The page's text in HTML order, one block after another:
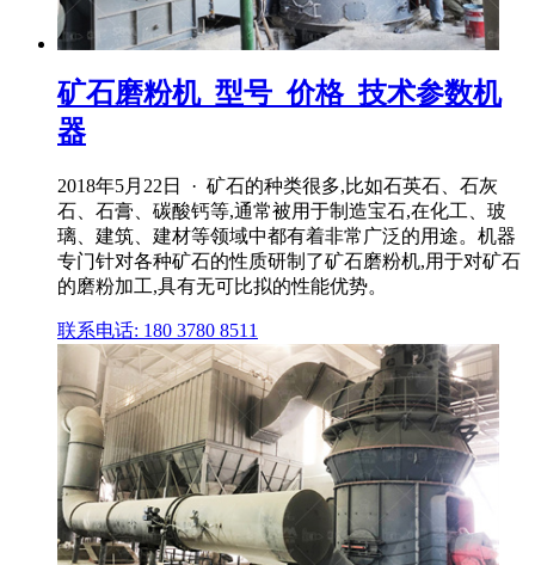
矿石磨粉机_型号_价格_技术参数机
器
2018年5月22日 · 矿石的种类很多,比如石英石、石灰
石、石膏、碳酸钙等,通常被用于制造宝石,在化工、玻
璃、建筑、建材等领域中都有着非常广泛的用途。机器
专门针对各种矿石的性质研制了矿石磨粉机,用于对矿石
的磨粉加工,具有无可比拟的性能优势。
联系电话: 180 3780 8511